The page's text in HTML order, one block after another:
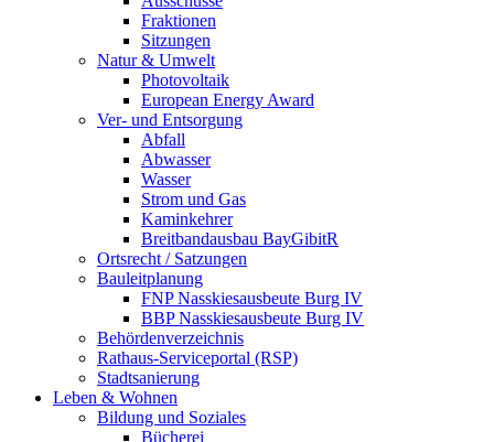
Fraktionen
Sitzungen
Natur & Umwelt
Photovoltaik
European Energy Award
Ver- und Entsorgung
Abfall
Abwasser
Wasser
Strom und Gas
Kaminkehrer
Breitbandausbau BayGibitR
Ortsrecht / Satzungen
Bauleitplanung
FNP Nasskiesausbeute Burg IV
BBP Nasskiesausbeute Burg IV
Behördenverzeichnis
Rathaus-Serviceportal (RSP)
Stadtsanierung
Leben & Wohnen
Bildung und Soziales
Bücherei